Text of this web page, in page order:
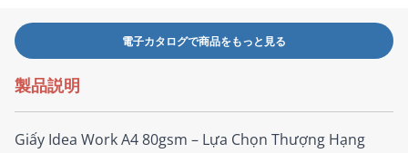
電子カタログで商品をもっと見る
製品説明
Giấy Idea Work A4 80gsm – Lựa Chọn Thượng Hạng